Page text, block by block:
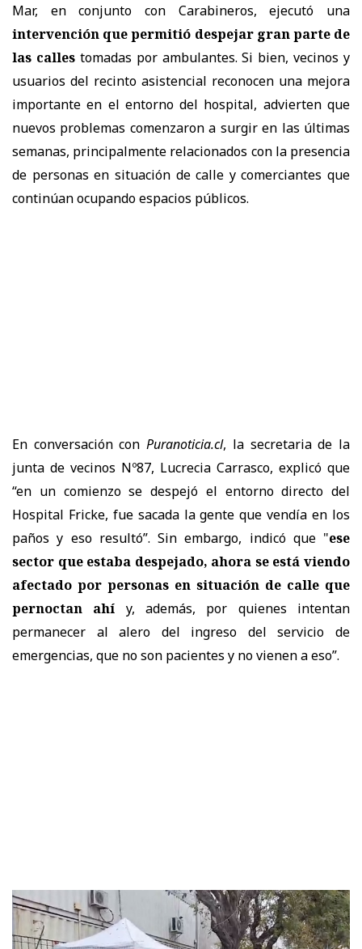
Mar, en conjunto con Carabineros, ejecutó una
intervención que permitió despejar gran parte de
las calles tomadas por ambulantes. Si bien, vecinos y
usuarios del recinto asistencial reconocen una mejora
importante en el entorno del hospital, advierten que
nuevos problemas comenzaron a surgir en las últimas
semanas, principalmente relacionados con la presencia
de personas en situación de calle y comerciantes que
continúan ocupando espacios públicos.
En conversación conPuranoticia.cl, la secretaria de la
junta de vecinos Nº87, Lucrecia Carrasco, explicó que
“en un comienzo se despejó el entorno directo del
Hospital Fricke, fue sacada la gente que vendía en los
paños y eso resultó”. Sin embargo, indicó que "ese
sector que estaba despejado, ahora se está viendo
afectado por personas en situación de calle que
pernoctan ahí y, además, por quienes intentan
permanecer al alero del ingreso del servicio de
emergencias, que no son pacientes y no vienen a eso”.